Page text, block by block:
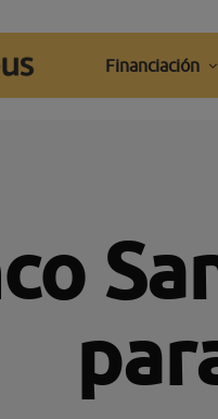
Financiación